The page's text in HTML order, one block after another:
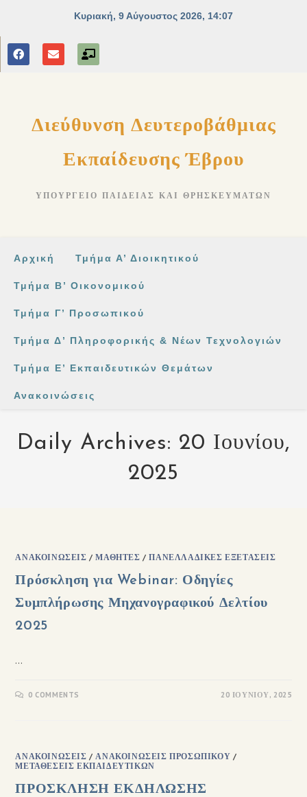
Διεύθυνση Δευτεροβάθμιας
Εκπαίδευσης Έβρου
ΥΠΟΥΡΓΕΊΟ ΠΑΙΔΕΊΑΣ ΚΑΙ ΘΡΗΣΚΕΥΜΆΤΩΝ
Αρχική Τμήμα Α’ Διοικητικού
Τμήμα Β’ Οικονομικού
Τμήμα Γ’ Προσωπικού
Τμήμα Δ’ Πληροφορικής & Νέων Τεχνολογιών
Τμήμα Ε’ Εκπαιδευτικών Θεμάτων
Ανακοινώσεις
Daily Archives: 20 Ιουνίου,
2025
ΑΝΑΚΟΙΝΏΣΕΙΣ /ΜΑΘΗΤΈΣ /ΠΑΝΕΛΛΑΔΙΚΈΣ ΕΞΕΤΆΣΕΙΣ
Πρόσκληση για Webinar: Οδηγίες
Συμπλήρωσης Μηχανογραφικού Δελτίου
2025
…
0 COMMENTS 20 ΙΟΥΝΊΟΥ, 2025
ΑΝΑΚΟΙΝΏΣΕΙΣ /ΑΝΑΚΟΙΝΏΣΕΙΣ ΠΡΟΣΩΠΙΚΟΎ /
ΜΕΤΑΘΈΣΕΙΣ ΕΚΠΑΙΔΕΥΤΙΚΏΝ
ΠΡΟΣΚΛΗΣΗ ΕΚΔΗΛΩΣΗΣ